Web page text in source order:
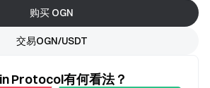
购买 OGN
交易OGN/USDT
Protocol有何看法？